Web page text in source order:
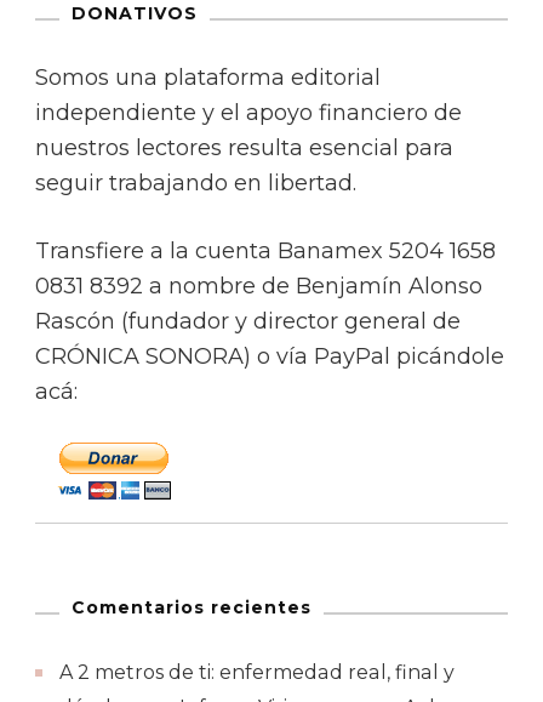
DONATIVOS
Somos una plataforma editorial
independiente y el apoyo financiero de
nuestros lectores resulta esencial para
seguir trabajando en libertad.
Transfiere a la cuenta Banamex 5204 1658
0831 8392 a nombre de Benjamín Alonso
Rascón (fundador y director general de
CRÓNICA SONORA) o vía PayPal picándole
acá:
Comentarios recientes
A 2 metros de ti: enfermedad real, final y